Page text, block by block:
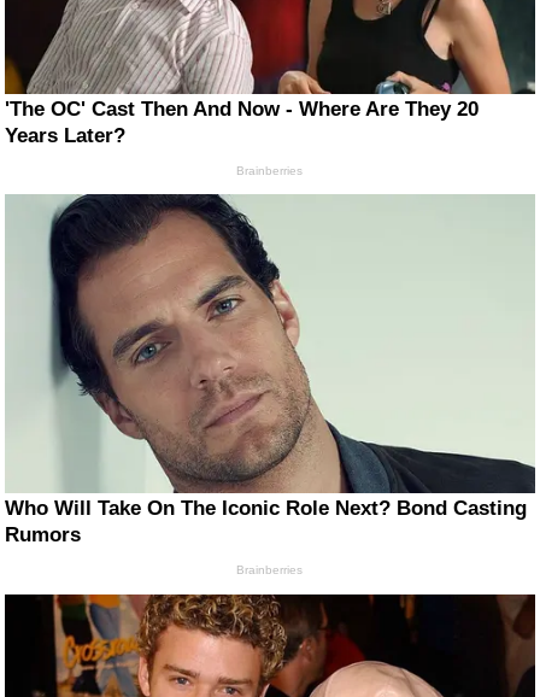
'The OC' Cast Then And Now - Where Are They 20
Years Later?
Brainberries
Who Will Take On The Iconic Role Next? Bond Casting
Rumors
Brainberries